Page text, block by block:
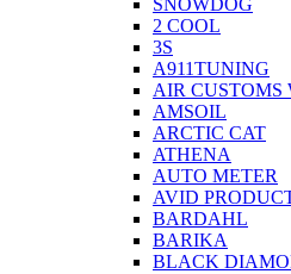
SNOWDOG
2 СOOL
3S
A911TUNING
AIR CUSTOMS
AMSOIL
ARCTIC CAT
ATHENA
AUTO METER
AVID
BARDAHL
BARIKA
BLACK